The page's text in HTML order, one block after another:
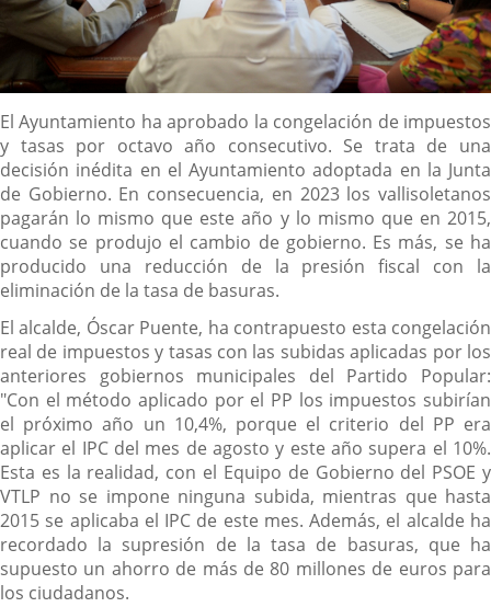
Descripción
El Ayuntamiento ha aprobado la congelación de impuestos
y tasas por octavo año consecutivo. Se trata de una
decisión inédita en el Ayuntamiento adoptada en la Junta
de Gobierno. En consecuencia, en 2023 los vallisoletanos
pagarán lo mismo que este año y lo mismo que en 2015,
cuando se produjo el cambio de gobierno. Es más, se ha
producido una reducción de la presión fiscal con la
eliminación de la tasa de basuras.
El alcalde, Óscar Puente, ha contrapuesto esta congelación
real de impuestos y tasas con las subidas aplicadas por los
anteriores gobiernos municipales del Partido Popular:
"Con el método aplicado por el PP los impuestos subirían
el próximo año un 10,4%, porque el criterio del PP era
aplicar el IPC del mes de agosto y este año supera el 10%.
Esta es la realidad, con el Equipo de Gobierno del PSOE y
VTLP no se impone ninguna subida, mientras que hasta
2015 se aplicaba el IPC de este mes. Además, el alcalde ha
recordado la supresión de la tasa de basuras, que ha
supuesto un ahorro de más de 80 millones de euros para
los ciudadanos.